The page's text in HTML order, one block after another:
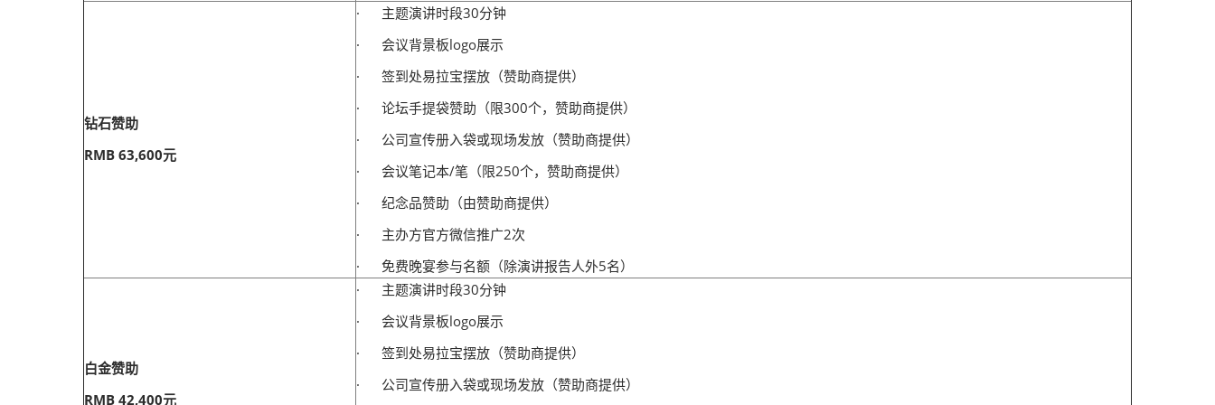
钻石赞助
RMB 63,600元
· 主题演讲时段30分钟
· 会议背景板logo展示
· 签到处易拉宝摆放（赞助商提供）
· 论坛手提袋赞助（限300个，赞助商提供）
· 公司宣传册入袋或现场发放（赞助商提供）
· 会议笔记本/笔（限250个，赞助商提供）
· 纪念品赞助（由赞助商提供）
· 主办方官方微信推广2次
· 免费晚宴参与名额（除演讲报告人外5名）
白金赞助
RMB 42,400元
· 主题演讲时段30分钟
· 会议背景板logo展示
· 签到处易拉宝摆放（赞助商提供）
· 公司宣传册入袋或现场发放（赞助商提供）